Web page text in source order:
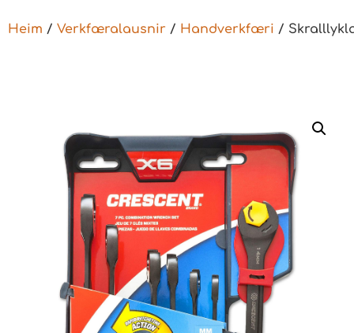
Heim / Verkfæralausnir / Handverkfæri /